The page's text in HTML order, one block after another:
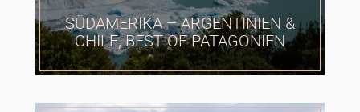
SÜDAMERIKA – ARGENTINIEN &
CHILE, BEST OF PATAGONIEN